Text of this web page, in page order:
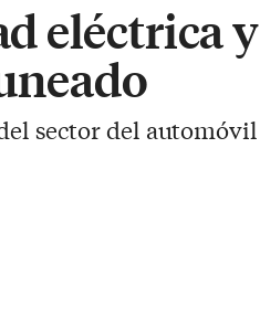
eléctrica y
sector del automóvil